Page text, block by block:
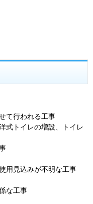
て行われる工事
式トイレの増設、トイレ
用見込みが不明な工事
な工事